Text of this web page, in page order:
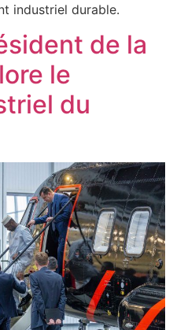
industriel durable.
de la
le
du